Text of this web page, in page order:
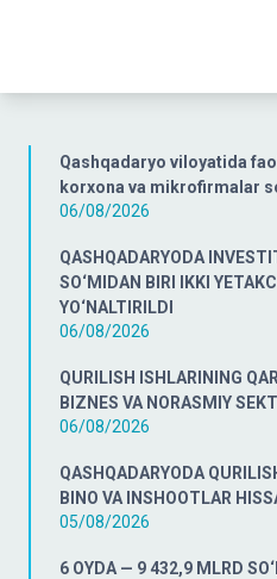
Qashqadaryo viloyatida
korxona va mikrofirmalar
06/08/2026
QASHQADARYODA
SO‘MIDAN BIRI IKKI
YO‘NALTIRILDI
06/08/2026
QURILISH ISHLARINING
BIZNES VA NORASMIY
06/08/2026
QASHQADARYODA
BINO VA INSHOOTLAR
05/08/2026
6 OYDA — 9 432,9 MLRD